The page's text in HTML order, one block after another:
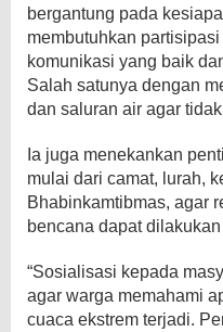
bergantung pada
membutuhkan
komunikasi yang baik
Salah satunya dengan
dan saluran air agar
Ia juga menekankan
mulai dari camat, lurah,
Bhabinkamtibmas, agar
bencana dapat
“Sosialisasi kepada
agar warga memahami
cuaca ekstrem terjadi.